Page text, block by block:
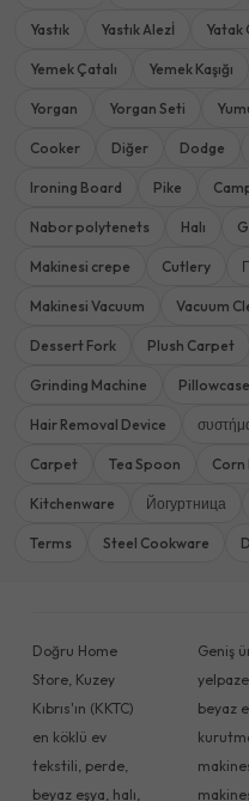
Yastık Yastık Alezİ Yatak
Yemek Çatalı Yemek Kaşığı
Yorgan Yorgan Seti
Cooker Diğer Dodge
Ironing Board Pike
Nabor polytenets Halı
Makinesi crepe Cutlery
Makinesi Vacuum Vacuum
Dessert Fork Plush Carpet
Grinding Machine Pillowcase
Hair Removal Device
Carpet Tea Spoon Corn
Kitchenware Йогуртница
Terms Steel Cookware
Doğru Home
Store, Kuzey
Kıbrıs'ın (KKTC)
en köklü ev
tekstili, perde,
beyaz eşya, halı,
Geniş
beyaz